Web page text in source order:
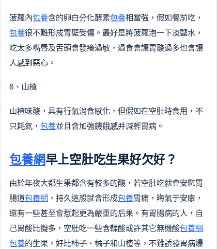
菠蘿內包養含的卵白分化酵素包養相當強，假如餐前吃，
包養很不難形成胃壁受傷。最好是將菠蘿泡一下淡鹽水，
吃太多嘴唇及舌頭會發癢過敏，過食會讓胃酸過多也會讓
人感到惡心。
8、山楂
山楂味酸，具有行氣消食感化，但假如在空肚時食用，不
只耗氣，包養並且會加強饑餓感并減輕胃病。
包養網早上空肚吃生果好欠好？
由於年夜大都生果都含有較多的酸，若空肚吃就會安慰胃
腸道包養網 ，持久這般就會形成包養胃痛，晦氣于安康，
還有一些甚至會惹起更為嚴重的后果。有胃腸病的人，自
己胃酸比擬多，空肚吃一些含鞣酸或許其它無機酸包養網
包養的生果，好比柿子、橘子和山楂等，不難誘發胃病爆